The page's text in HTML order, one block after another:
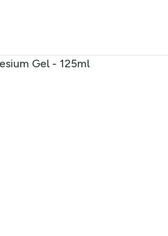
Gel - 125ml